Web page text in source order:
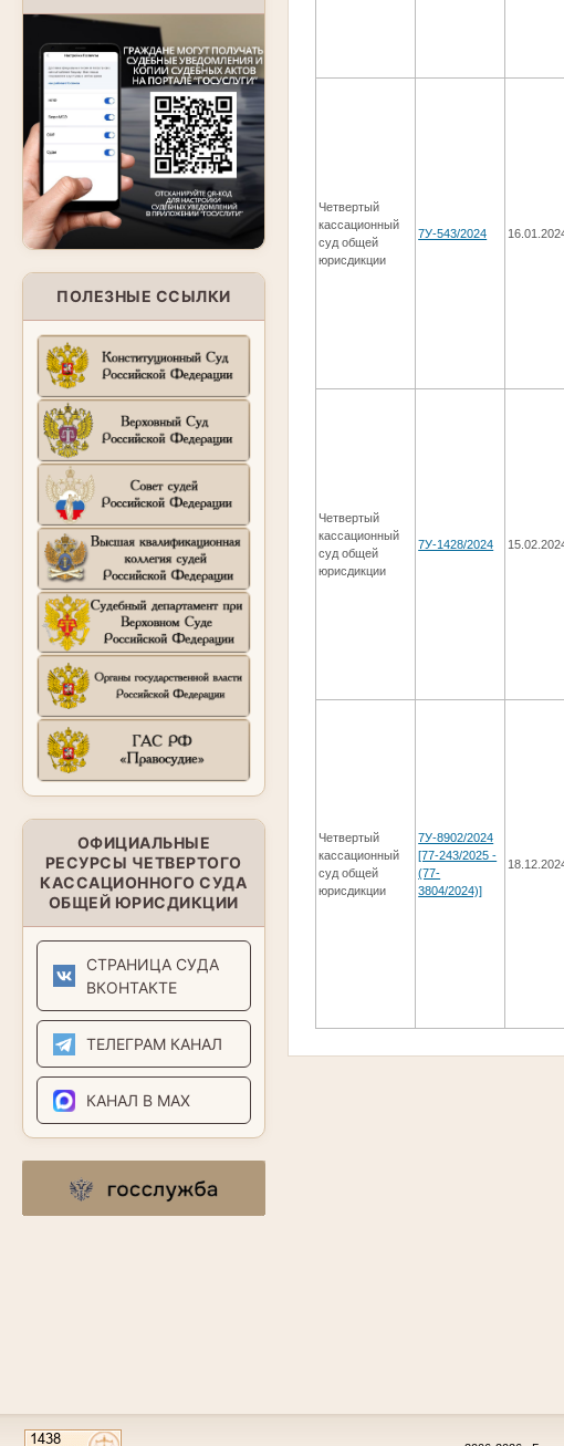
ПОЛЕЗНЫЕ ССЫЛКИ
ОФИЦИАЛЬНЫЕ
РЕСУРСЫ ЧЕТВЕРТОГО
КАССАЦИОННОГО СУДА
ОБЩЕЙ ЮРИСДИКЦИИ
СТРАНИЦА СУДА
ВКОНТАКТЕ
ТЕЛЕГРАМ КАНАЛ
КАНАЛ В MAX
Четвертый
кассационный
суд общей
юрисдикции
7У-543/2024
Четвертый
кассационный
суд общей
юрисдикции
7У-1428/2024
Четвертый
кассационный
суд общей
юрисдикции
7У-8902/2024
[77-243/2025 -
(77-
3804/2024)]